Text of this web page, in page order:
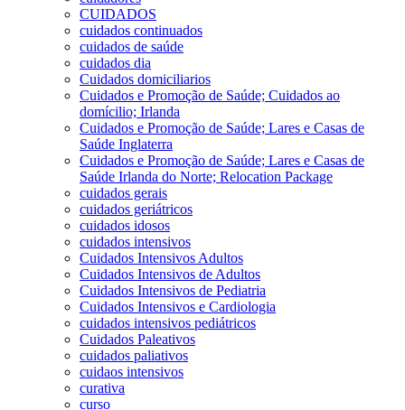
CUIDADOS
cuidados continuados
cuidados de saúde
cuidados dia
Cuidados domiciliarios
Cuidados e Promoção de Saúde; Cuidados ao
domícilio; Irlanda
Cuidados e Promoção de Saúde; Lares e Casas de
Saúde Inglaterra
Cuidados e Promoção de Saúde; Lares e Casas de
Saúde Irlanda do Norte; Relocation Package
cuidados gerais
cuidados geriátricos
cuidados idosos
cuidados intensivos
Cuidados Intensivos Adultos
Cuidados Intensivos de Adultos
Cuidados Intensivos de Pediatria
Cuidados Intensivos e Cardiologia
cuidados intensivos pediátricos
Cuidados Paleativos
cuidados paliativos
cuidaos intensivos
curativa
curso